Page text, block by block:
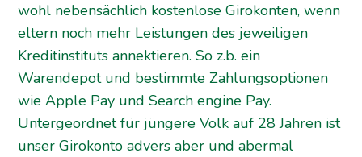
wohl nebensächlich kostenlose Girokonten, wenn
eltern noch mehr Leistungen des jeweiligen
Kreditinstituts annektieren. So z.b. ein
Warendepot und bestimmte Zahlungsoptionen
wie Apple Pay und Search engine Pay.
Untergeordnet für jüngere Volk auf 28 Jahren ist
unser Girokonto advers aber und abermal